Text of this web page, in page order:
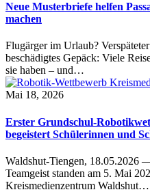
Neue Musterbriefe helfen
machen
Flugärger im Urlaub?
beschädigtes Gepäck: Viele
sie haben – und…
Mai 18, 2026
Erster Grundschul-
begeistert Schülerinnen und
Waldshut-Tiengen, 18.05.2026
Teamgeist standen am 5. Mai
Kreismedienzentrum Waldshut…